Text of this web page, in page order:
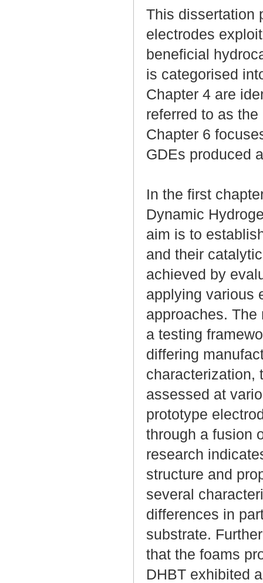
This dissertation
electrodes
beneficial
is categorised
Chapter 4 are
referred to as
Chapter 6
GDEs produced
In the first
Dynamic
aim is to
and their
achieved by
applying various
approaches.
a testing
differing
characterization,
assessed at
prototype
through a fusion
research
structure and
several
differences in
substrate.
that the foams
DHBT exhibited